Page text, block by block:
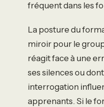
fréquent dans les
La posture du
miroir pour le
réagit face à une
ses silences ou
interrogation
apprenants. Si le